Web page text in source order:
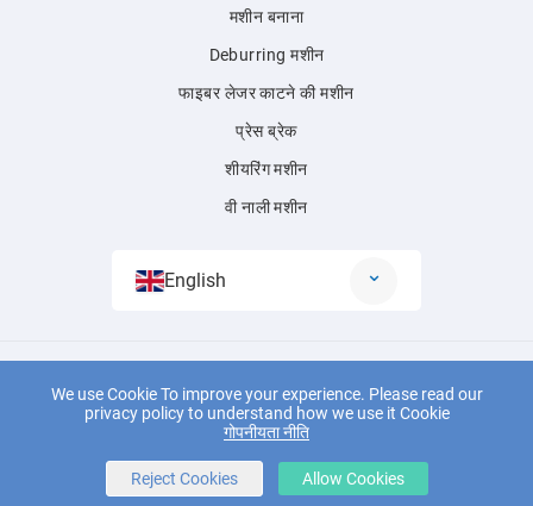
We use Cookie To improve your experience. Please read our
privacy policy to understand how we use it Cookie
गोपनीयता नीति
Reject Cookies Allow Cookies
मशीन बनाना
Deburring मशीन
फाइबर लेजर काटने की मशीन
प्रेस ब्रेक
शीयरिंग मशीन
वी नाली मशीन
English
Powered byWangke
साइटमैप आरएसएस एक्सएमएल गोपनीयता नीति